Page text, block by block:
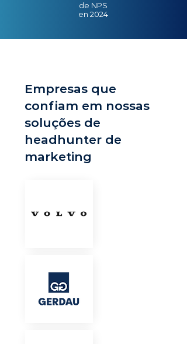
de NPS
en 2024
Empresas que
confiam em nossas
soluções de
headhunter de
marketing